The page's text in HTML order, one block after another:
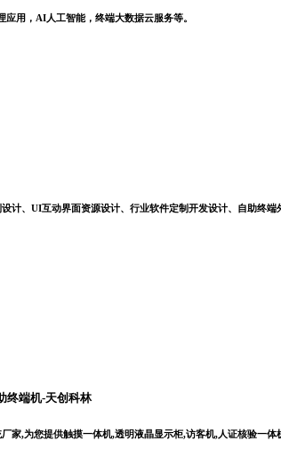
用，AI人工智能，终端大数据云服务等。
计、UI互动界面资源设计、行业软件定制开发设计、自助终端
终端机-天创科林
家,为您提供触摸一体机,透明液晶显示柜,访客机,人证核验一